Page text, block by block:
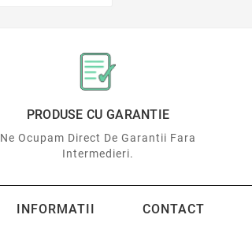
PRODUSE CU GARANTIE
Ne Ocupam Direct De Garantii Fara
Intermedieri.
INFORMATII CONTACT